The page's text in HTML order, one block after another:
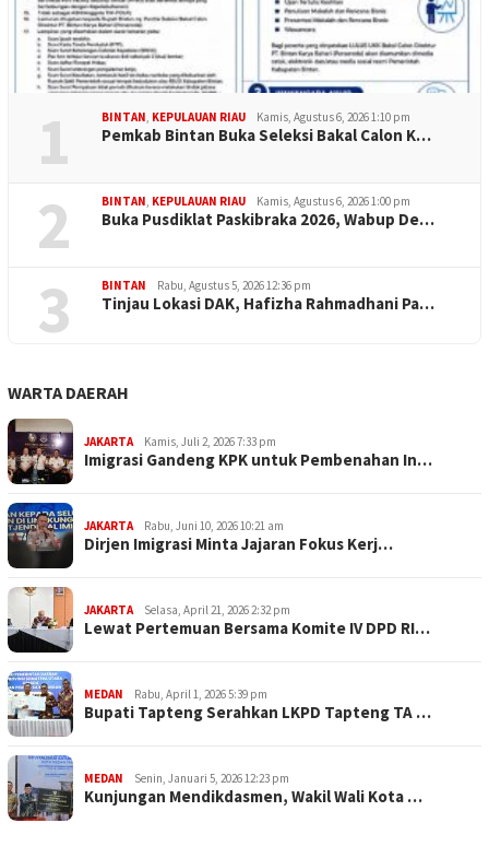
1 BINTAN, KEPULAUAN RIAU Kamis, Agustus 6, 2026 1:10 pm
Pemkab Bintan Buka Seleksi Bakal Calon K…
2 BINTAN, KEPULAUAN RIAU Kamis, Agustus 6, 2026 1:00 pm
Buka Pusdiklat Paskibraka 2026, Wabup De…
3 BINTAN Rabu, Agustus 5, 2026 12:36 pm
Tinjau Lokasi DAK, Hafizha Rahmadhani Pa…
WARTA DAERAH
JAKARTA Kamis, Juli 2, 2026 7:33 pm
Imigrasi Gandeng KPK untuk Pembenahan In…
JAKARTA Rabu, Juni 10, 2026 10:21 am
Dirjen Imigrasi Minta Jajaran Fokus Kerj…
JAKARTA Selasa, April 21, 2026 2:32 pm
Lewat Pertemuan Bersama Komite IV DPD RI…
MEDAN Rabu, April 1, 2026 5:39 pm
Bupati Tapteng Serahkan LKPD Tapteng TA …
MEDAN Senin, Januari 5, 2026 12:23 pm
Kunjungan Mendikdasmen, Wakil Wali Kota …